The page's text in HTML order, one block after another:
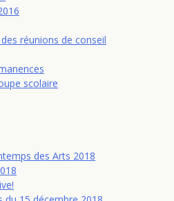
réunions de conseil
scolaire
des Arts 2018